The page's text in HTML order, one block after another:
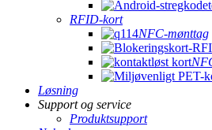
RFID-kort
NFC-mønttag
Løsning
Support og service
Produktsupport